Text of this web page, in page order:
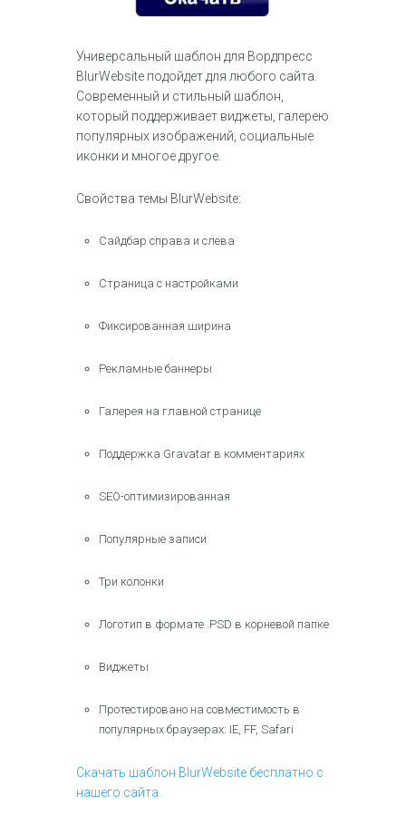
Универсальный шаблон для Вордпресс
BlurWebsite подойдет для любого сайта.
Современный и стильный шаблон,
который поддерживает виджеты, галерею
популярных изображений, социальные
иконки и многое другое.
Свойства темы BlurWebsite:
Сайдбар справа и слева
Страница с настройками
Фиксированная ширина
Рекламные баннеры
Галерея на главной странице
Поддержка Gravatar в комментариях
SEO-оптимизированная
Популярные записи
Три колонки
Логотип в формате .PSD в корневой папке
Виджеты
Протестировано на совместимость в
популярных браузерах: IE, FF, Safari
Скачать шаблон BlurWebsite бесплатно с
нашего сайта.